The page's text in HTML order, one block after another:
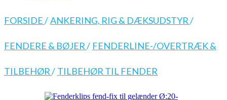
FORSIDE/ANKERING, RIG & DÆKSUDSTYR/
FENDERE & BØJER/ FENDERLINE-/OVERTRÆK &
TILBEHØR/ TILBEHØR TIL FENDER